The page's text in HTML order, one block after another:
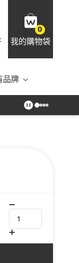
0
我的購物袋
品牌